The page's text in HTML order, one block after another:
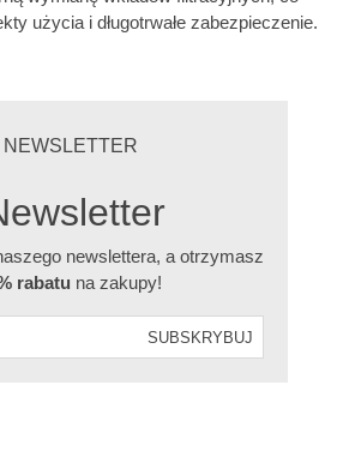
użycia i długotrwałe zabezpieczenie.
NEWSLETTER
newslettera, a otrzymasz
rabatu na zakupy!
SUBSKRYBUJ